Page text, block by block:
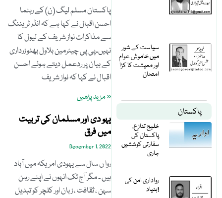
سیاست کے شور
میں خاموش عوام
اور معیشت کا کڑا
امتحان
پاکستان
خلیج تنازع،
پاکستان کی
سفارتی کوششیں
جاری
رواداری امن کی
بنیاد!
پاکستان مسلم لیگ (ن) کے رہنما
احسن اقبال نے کہا ہے کہ انڈر ٹریننگ
سے مذاکرات نواز شریف کے لیول کا
نہیں۔پی پی چیئرمین بلاول بھٹو زرداری
کے بیان پر ردعمل دیتے ہوئے احسن
اقبال نے کہا کہ نواز شریف
« مزید پڑھیں
یہو دی اور مسلمان کی تربیت
میں فرق
December 1, 2022
روا ں سال سے یہودی امریکہ میں آباد
ہیں ۔ مگر آج تک انہوں نے اپنے رہن
سہن ، ثقافت ، زبان اور کلچر کو تبدیل